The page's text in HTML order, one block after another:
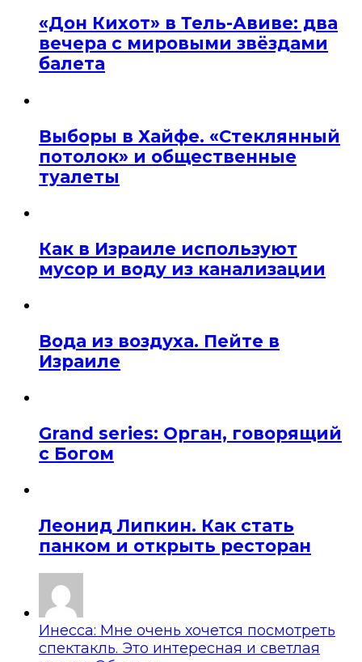
«Дон Кихот» в Тель-Авиве: два
вечера с мировыми звёздами
балета
Выборы в Хайфе. «Стеклянный
потолок» и общественные
туалеты
Как в Израиле используют
мусор и воду из канализации
Вода из воздуха. Пейте в
Израиле
Grand series: Орган, говорящий
с Богом
Леонид Липкин. Как стать
панком и открыть ресторан
Инесса: Мне очень хочется посмотреть
спектакль. Это интересная и светлая